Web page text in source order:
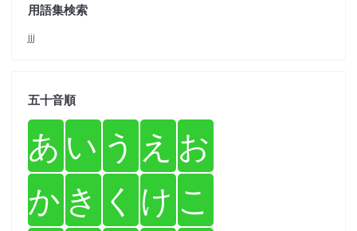
用語集検索
jjj
五十音順
あ い う え お
か き く け こ